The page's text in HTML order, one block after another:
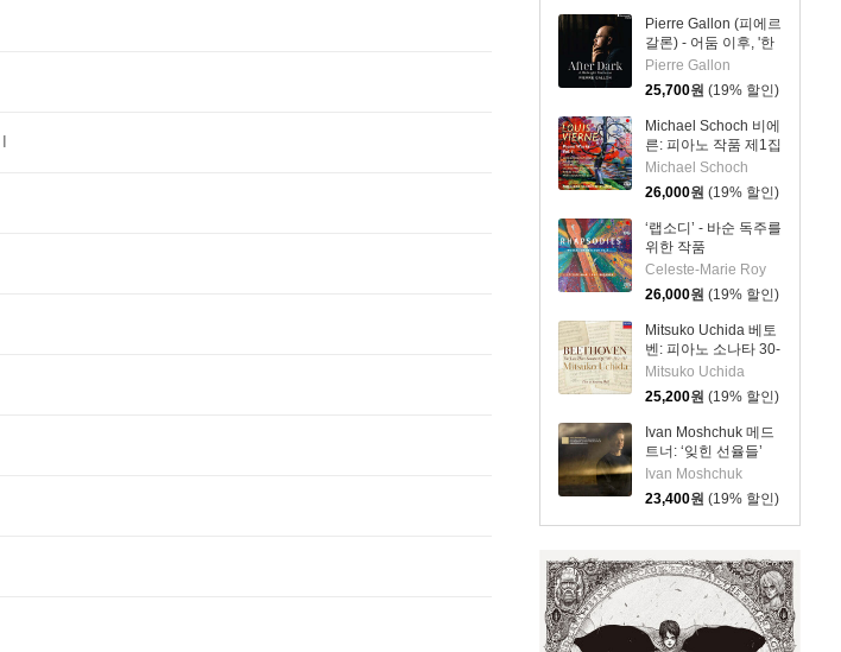
Pierre Gallon (피에르
갈론) - 어둠 이후, '한
밤의 판타지아' (After
Dark, 'A Midnight
Fantasia')
Pierre Gallon
25,700원 (19% 할인)
Michael Schoch 비에
른: 피아노 작품 제1집
(Vierne: Piano Works
Vol. 1) [SACD
Hybrid]
Michael Schoch
26,000원 (19% 할인)
‘랩소디’ - 바순 독주를
위한 작품
(Rhapsodies: Works
for Bassoon solo)
[SACD Hybrid]
Celeste-Marie Roy
26,000원 (19% 할인)
Mitsuko Uchida 베토
벤: 피아노 소나타 30-
32번 (Beethoven:
Piano Sonatas Opp
109 110 & 111)
Mitsuko Uchida
25,200원 (19% 할인)
Ivan Moshchuk 메드
트너: ‘잊힌 선율들’
Op.38 / 라흐마니노
프: 회화적 연습곡
(Medtner: Forgotten
Melodies /
Etudes-Tableaux)
Ivan Moshchuk
23,400원 (19% 할인)